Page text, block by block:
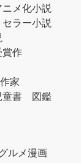
ニメ化小説
ラー小説
賞作
家
童書
図鑑
ルメ漫画